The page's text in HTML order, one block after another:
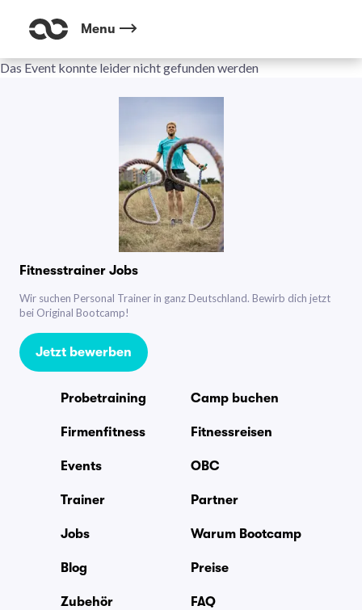
Menu
Das Event konnte leider nicht gefunden werden
Fitnesstrainer Jobs
Wir suchen Personal Trainer in ganz Deutschland. Bewirb dich jetzt
bei Original Bootcamp!
Jetzt bewerben
Probetraining Camp buchen
Firmenfitness Fitnessreisen
Events OBC
Trainer Partner
Jobs Warum Bootcamp
Blog Preise
Zubehör FAQ